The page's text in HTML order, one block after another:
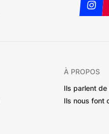
À PROPOS
Ils parlent de
Ils nous font